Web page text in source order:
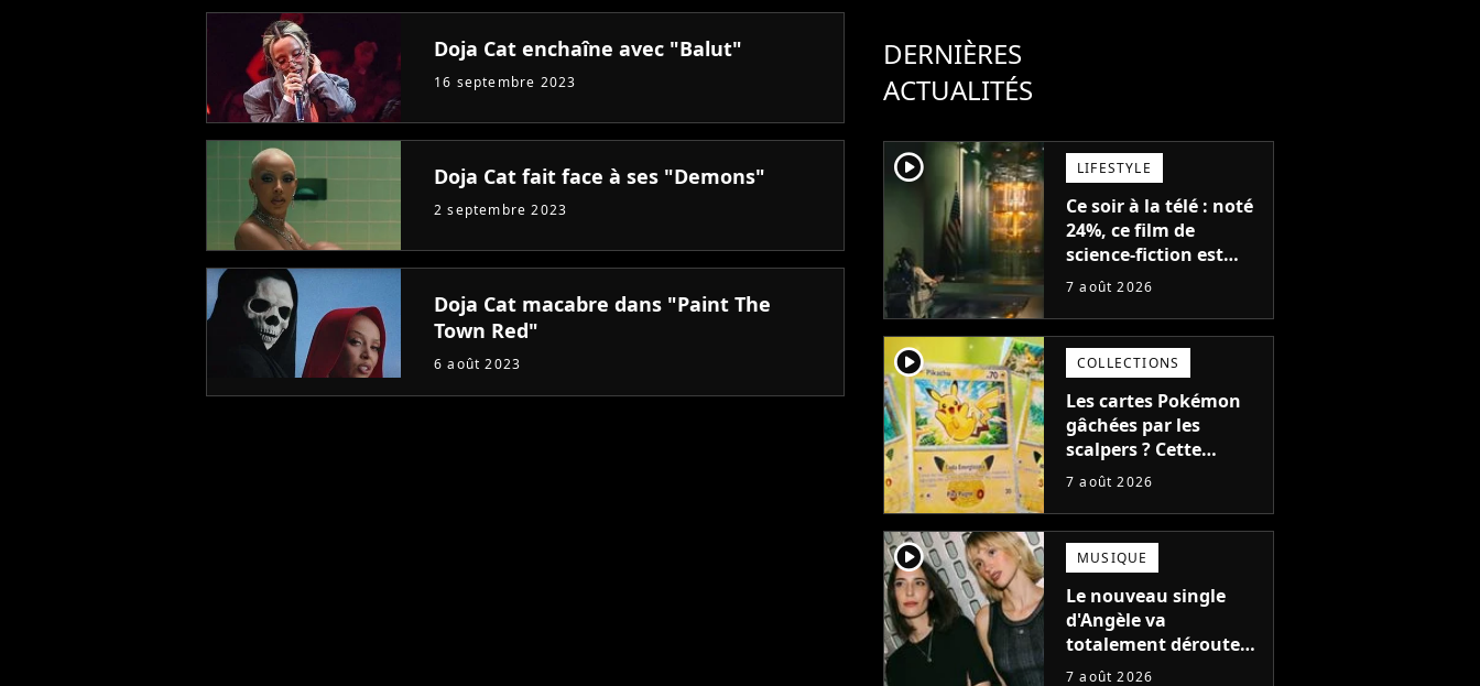
Doja Cat enchaîne avec "Balut"
16 septembre 2023
Doja Cat fait face à ses "Demons"
2 septembre 2023
Doja Cat macabre dans "Paint The
Town Red"
6 août 2023
DERNIÈRES
ACTUALITÉS
player2 LIFESTYLE
Ce soir à la télé : noté
24%, ce film de
science-fiction est
complètement raté,
encore pire à cause de
son acteur
7 août 2026
player2 COLLECTIONS
Les cartes Pokémon
gâchées par les
scalpers ? Cette
technique géniale
ruiner les revendeurs
7 août 2026
player2 MUSIQUE
Le nouveau single
d'Angèle va
totalement dérouter
le public, et c'est une
7 août 2026